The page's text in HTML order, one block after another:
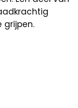
grijpen.